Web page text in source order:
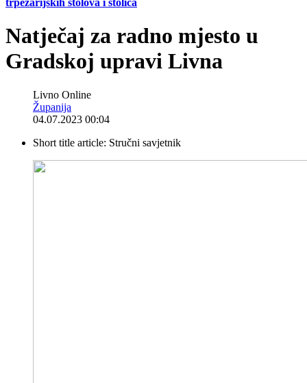
trpezarijskih stolova i stolica
Natječaj za radno mjesto u
Gradskoj upravi Livna
Livno Online
Županija
04.07.2023 00:04
Short title article: Stručni savjetnik